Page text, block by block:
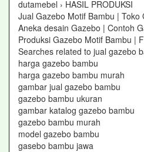
dutamebel › HASIL PRODUKSI
Jual Gazebo Motif Bambu | Toko
Aneka desain Gazebo | Contoh
Produksi Gazebo Motif Bambu |
Searches related to jual gazebo
harga gazebo bambu
harga gazebo bambu murah
gambar jual gazebo bambu
gazebo bambu ukuran
gambar katalog gazebo bambu
gazebo bambu murah
model gazebo bambu
gasebo bambu jawa